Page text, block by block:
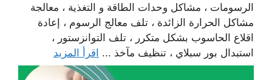
الرسومات ، مشاكل وحدات الطاقة و التغذية ، معالجة
مشاكل الحرارة الزائدة ، تلف معالج الرسوم ، إعادة
اقلاع الحاسوب بشكل متكرر ، تلف التوانزستور ،
استبدال بور سبلاي ، تنظيف مآخذ ... اقرأ المزيد